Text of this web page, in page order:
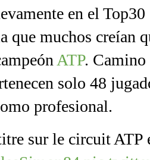
en el
que muchos creían
ATP.
solo 48
profesional.
sur le circuit ATP